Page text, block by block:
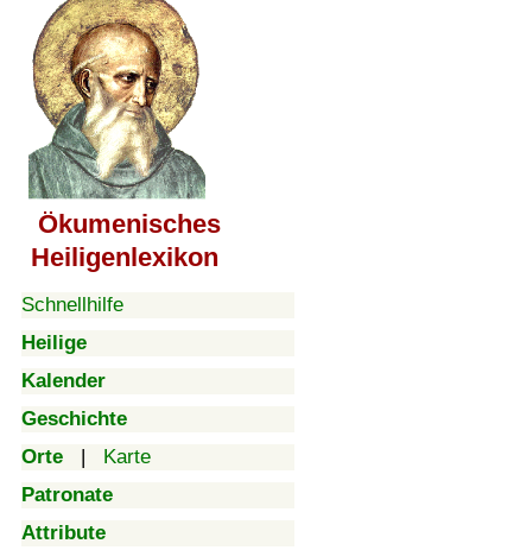
Ökumenisches
Heiligenlexikon
Schnellhilfe
Heilige
Kalender
Geschichte
Orte | Karte
Patronate
Attribute